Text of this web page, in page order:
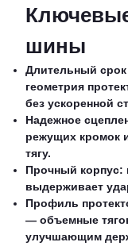
шины
Длительный срок
геометрия
без ускоренной
Надежное
режущих кромок
тягу.
Прочный корпус:
выдерживает
Профиль
— объемные
улучшающим